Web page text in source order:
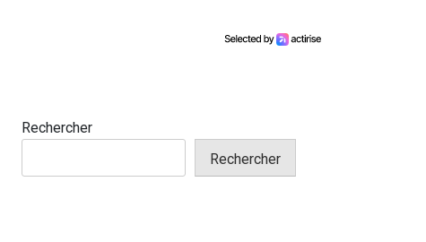
Rechercher
Rechercher